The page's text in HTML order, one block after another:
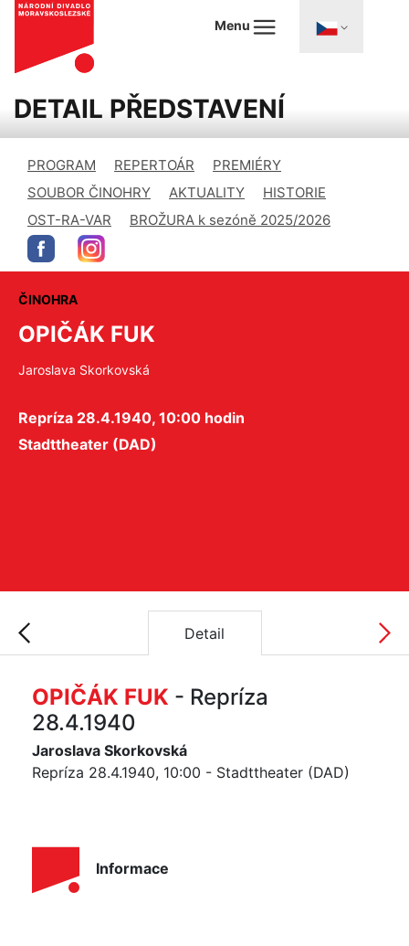
Menu
DETAIL PŘEDSTAVENÍ
PROGRAM REPERTOÁR
PREMIÉRY
SOUBOR ČINOHRY
AKTUALITY
HISTORIE
OST-RA-VAR
BROŽURA k sezóně 2025/2026
ČINOHRA
OPIČÁK FUK
Jaroslava Skorkovská
Repríza 28.4.1940, 10:00 hodin
Stadttheater (DAD)
Detail
OPIČÁK FUK - Repríza
28.4.1940
Jaroslava Skorkovská
Repríza 28.4.1940, 10:00 - Stadttheater (DAD)
Informace